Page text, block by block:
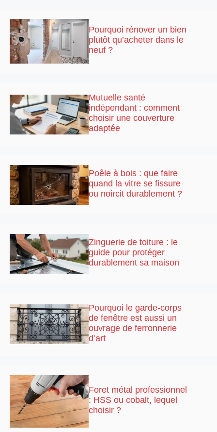
Pourquoi rénover un bien
plutôt qu’acheter dans le
neuf ?
Mutuelle santé
indépendant : comment
choisir une couverture
adaptée
Poêle à bois : que faire
quand la vitre se fissure
ou noircit durablement ?
Zinguerie de toiture : le
guide pour protéger
durablement sa maison
Pourquoi le garde-corps
de fenêtre est aussi un
ouvrage de ferronnerie
d’art
Foret métal professionnel
: HSS ou cobalt, lequel
choisir ?